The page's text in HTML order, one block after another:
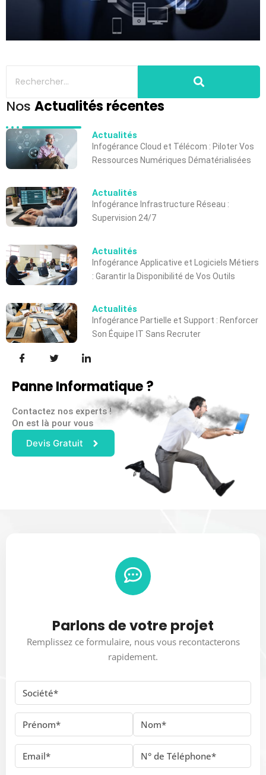
Nos Actualités récentes
Actualités
Infogérance Cloud et Télécom : Piloter Vos
Ressources Numériques Dématérialisées
Actualités
Infogérance Infrastructure Réseau :
Supervision 24/7
Actualités
Infogérance Applicative et Logiciels Métiers
: Garantir la Disponibilité de Vos Outils
Actualités
Infogérance Partielle et Support : Renforcer
Son Équipe IT Sans Recruter
Panne Informatique ?
Contactez nos experts !
On est là pour vous
Devis Gratuit
Parlons de votre projet
Remplissez ce formulaire, nous vous recontacterons
rapidement.